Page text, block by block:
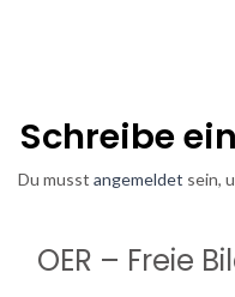
Schreibe
Du musst angemeldet sein,
OER – Freie